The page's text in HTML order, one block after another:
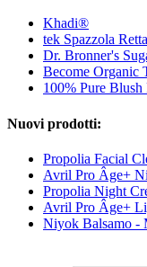
Khadi®
tek Spazzola
Dr. Bronner's
Become Organic
100% Pure Blush
Nuovi prodotti:
Propolia Facial
Avril Pro Âge+
Propolia Night
Avril Pro Âge+
Niyok Balsamo -